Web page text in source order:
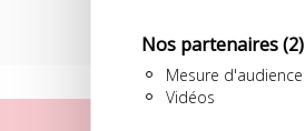
Nos partenaires(2)
Mesure d'audience
Vidéos